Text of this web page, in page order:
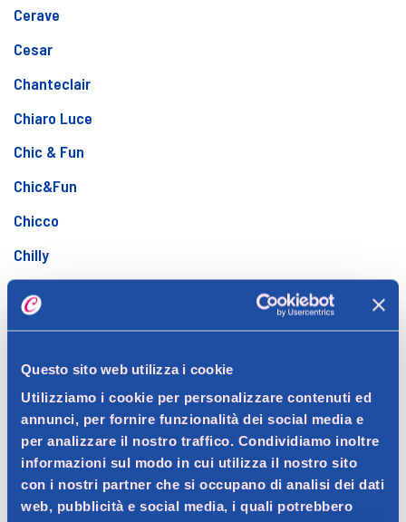
Questo sito web utilizza i cookie
Utilizziamo i cookie per personalizzare contenuti ed
annunci, per fornire funzionalità dei social media e
per analizzare il nostro traffico. Condividiamo inoltre
informazioni sul modo in cui utilizza il nostro sito
con i nostri partner che si occupano di analisi dei dati
web, pubblicità e social media, i quali potrebbero
Cerave
Cesar
Chanteclair
Chiaro Luce
Chic & Fun
Chic&Fun
Chicco
Chilly
Cif
Cillit Bang
Cistiset
Citronella